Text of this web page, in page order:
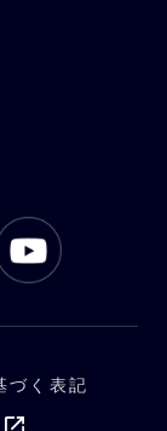
づく表記